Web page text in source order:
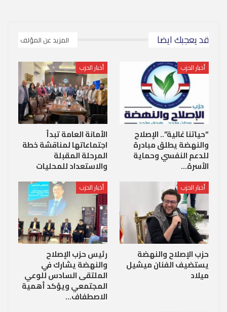
قد يعجبك ايضا المزيد عن المؤلف
أخبار الحزب
“حياتنا غالية”.. الإصلاح
والنهضة يطلق مبادرة
للدعم النفسي وحماية
الأسرة…
أخبار الحزب
الأمانة العامة تبدأ
اجتماعاتها لمناقشة خطة
المرحلة المقبلة
والاستعداد للمحليات
أخبار الحزب
حزب الإصلاح والنهضة
يستضيف الفنان ميشيل
ميلاد
أخبار الحزب
رئيس حزب الإصلاح
والنهضة يشارك في
الملتقى السادس للوعي
المجتمعي ويؤكد أهمية
الاصطفاف…